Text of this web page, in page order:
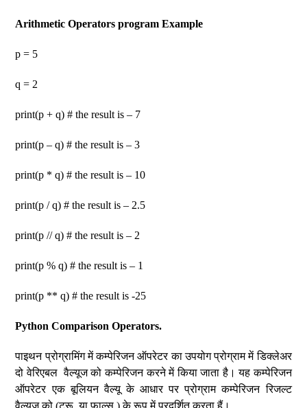
Arithmetic Operators program Example
p = 5
q = 2
print(p + q) # the result is – 7
print(p – q) # the result is – 3
print(p * q) # the result is – 10
print(p / q) # the result is – 2.5
print(p // q) # the result is – 2
print(p % q) # the result is – 1
print(p ** q) # the result is -25
Python Comparison Operators.
पाइथन प्रोग्रामिंग में कम्पेरिजन ऑपरेटर का उपयोग प्रोग्राम में डिक्लेअर
दो वेरिएबल वैल्यूज को कम्पेरिजन करने में किया जाता है। यह कम्पेरिजन
ऑपरेटर एक बूलियन वैल्यू के आधार पर प्रोग्राम कम्पेरिजन रिजल्ट
वैल्यूज को (ट्रू या फाल्स ) के रूप में प्रदर्शित करता हैं।